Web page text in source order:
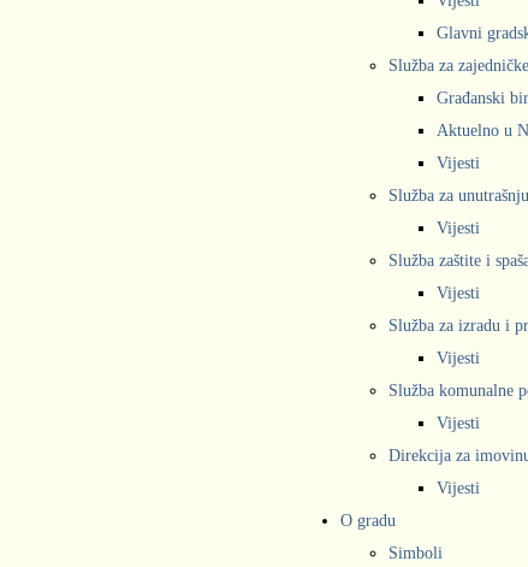
Glavni
Služba za
Građanski
Aktuelno u
Vijesti
Služba za
Vijesti
Služba zaštite i
Vijesti
Služba za izradu i
Vijesti
Služba komunalne
Vijesti
Direkcija za
Vijesti
O gradu
Simboli